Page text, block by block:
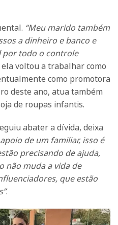
“Meu marido também
a dinheiro e banco e
por todo o controle
voltou a trabalhar como
como promotora
deste ano, atua também
de roupas infantis.
abater a dívida, deixa
de um familiar, isso é
precisando de ajuda,
não muda a vida de
que estão
.